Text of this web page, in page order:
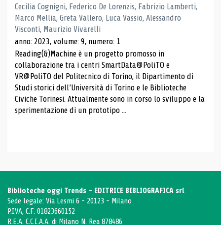
Cecilia Cognigni, Federico De Lorenzis, Fabrizio Lamberti,
Marco Mellia, Greta Vallero, Luca Vassio, Alessandro
Visconti, Maurizio Vivarelli
anno: 2023, volume: 9, numero: 1
Reading(&)Machine è un progetto promosso in
collaborazione tra i centri SmartData@PoliTO e
VR@PoliTO del Politecnico di Torino, il Dipartimento di
Studi storici dell’Università di Torino e le Biblioteche
Civiche Torinesi. Attualmente sono in corso lo sviluppo e la
sperimentazione di un prototipo ...
Biblioteche oggi Trends - EDITRICE BIBLIOGRAFICA srl
Sede legale: Via Lesmi 6 - 20123 - Milano
P.IVA, C.F. 01823660152
R.E.A. C.C.I.A.A. di Milano N. Rea 878486